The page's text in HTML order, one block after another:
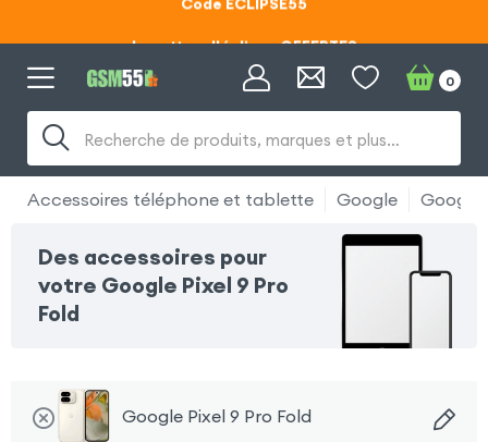
Code ECLIPSE55
Code ECLIPSE55
Recherche de produits, marques et plus…
0
Accessoires téléphone et tablette Google Google
Des accessoires pour
votre Google Pixel 9 Pro
Fold
Google Pixel 9 Pro Fold